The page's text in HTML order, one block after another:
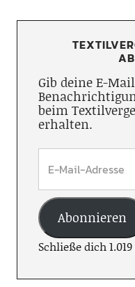
Gib deine E-
beim
erhalten.
Abonnieren
Schließe dich